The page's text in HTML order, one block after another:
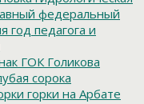
федеральный
год педагога и
ГОК Голикова
сорока
горки на Арбате